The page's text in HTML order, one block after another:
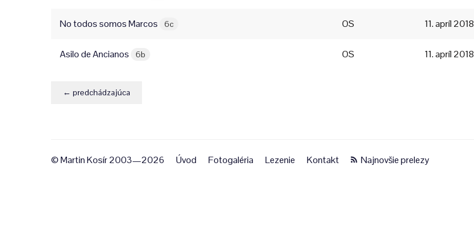
No todos somos Marcos 6c OS 11. apríl 2018
Asilo de Ancianos 6b OS 11. apríl 2018
← predchádzajúca
© Martin Kosír 2003—2026 Úvod Fotogaléria Lezenie Kontakt Najnovšie prelezy